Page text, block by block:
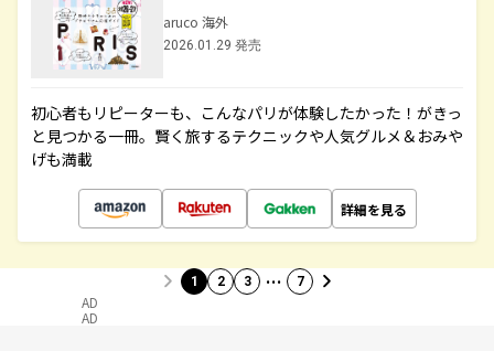
aruco 海外
2026.01.29 発売
初心者もリピーターも、こんなパリが体験したかった！がきっ
と見つかる一冊。賢く旅するテクニックや人気グルメ＆おみや
げも満載
詳細を見る
1 2 3 … 7
AD
AD